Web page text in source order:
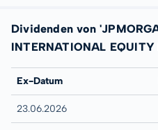
Dividenden von
INTERNATIONAL EQUITY
Ex-Datum
23.06.2026